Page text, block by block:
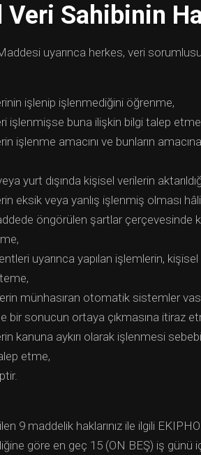
Veri Sahibinin
uyarınca herkes, veri
işlenip işlenmediğini öğrenme,
işlenmişse buna ilişkin bilgi talep
işlenme amacını ve bunların amacına
yurt dışında kişisel verilerin
eksik veya yanlış işlenmiş olması
öngörülen şartlar çerçevesinde
uyarınca yapılan işlemlerin, kişisel
münhasıran otomatik sistemler
bir sonucun ortaya çıkmasına itiraz
kanuna aykırı olarak işlenmesi
etme,
9 maddelik haklarınız ile ilgili
göre en geç 15 (ON BEŞ) iş günü